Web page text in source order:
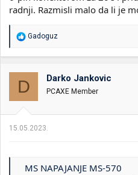
radnji. Razmisli malo da li je
R
a
o
v
a
n
:
Gadoguz
D Darko Jankovic
PCAXE Member
15.05.2023.
MS NAPAJANJE MS-570